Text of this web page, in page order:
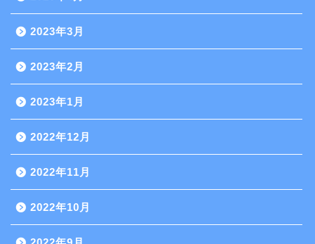
2023年3月
2023年2月
2023年1月
2022年12月
2022年11月
2022年10月